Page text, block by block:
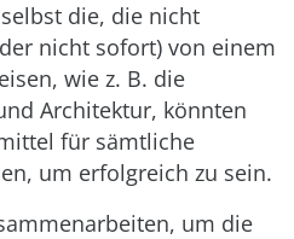
die, die nicht
nicht sofort) von einem
wie z. B. die
Architektur, könnten
für sämtliche
um erfolgreich zu sein.
um die